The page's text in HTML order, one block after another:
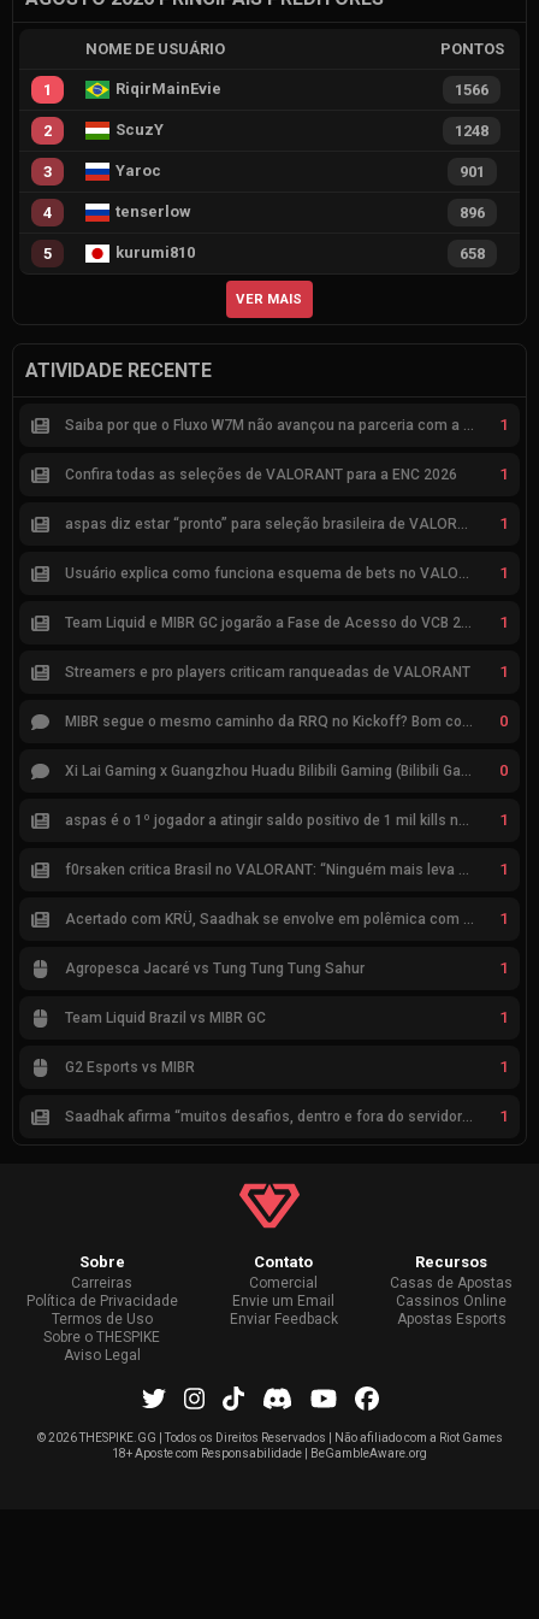
NOME DE USUÁRIO PONTOS
1 RiqirMainEvie 1566
2 ScuzY 1248
3 Yaroc 901
4 tenserlow 896
5 kurumi810 658
VER MAIS
ATIVIDADE RECENTE
Saiba por que o Fluxo W7M não avançou na parceria com a Riot 1
Confira todas as seleções de VALORANT para a ENC 2026 1
aspas diz estar “pronto” para seleção brasileira de VALORANT 1
Usuário explica como funciona esquema de bets no VALORANT 1
Team Liquid e MIBR GC jogarão a Fase de Acesso do VCB 2026 1
Streamers e pro players criticam ranqueadas de VALORANT 1
MIBR segue o mesmo caminho da RRQ no Kickoff? Bom começo, mas risco de eliminação hoje 0
Xi Lai Gaming x Guangzhou Huadu Bilibili Gaming (Bilibili Gaming) 0
aspas é o 1º jogador a atingir saldo positivo de 1 mil kills no VCT 1
f0rsaken critica Brasil no VALORANT: “Ninguém mais leva a sério” 1
Acertado com KRÜ, Saadhak se envolve em polêmica com keznit 1
Agropesca Jacaré vs Tung Tung Tung Sahur 1
Team Liquid Brazil vs MIBR GC 1
G2 Esports vs MIBR 1
Saadhak afirma “muitos desafios, dentro e fora do servidor” sobre a jornada até a classificação 1
Sobre
Carreiras
Política de Privacidade
Termos de Uso
Sobre o THESPIKE
Aviso Legal
Contato
Comercial
Envie um Email
Enviar Feedback
Recursos
Casas de Apostas
Cassinos Online
Apostas Esports
©2026 THESPIKE.GG | Todos os Direitos Reservados | Não afiliado com a Riot Games
18+ Aposte com Responsabilidade | BeGambleAware.org